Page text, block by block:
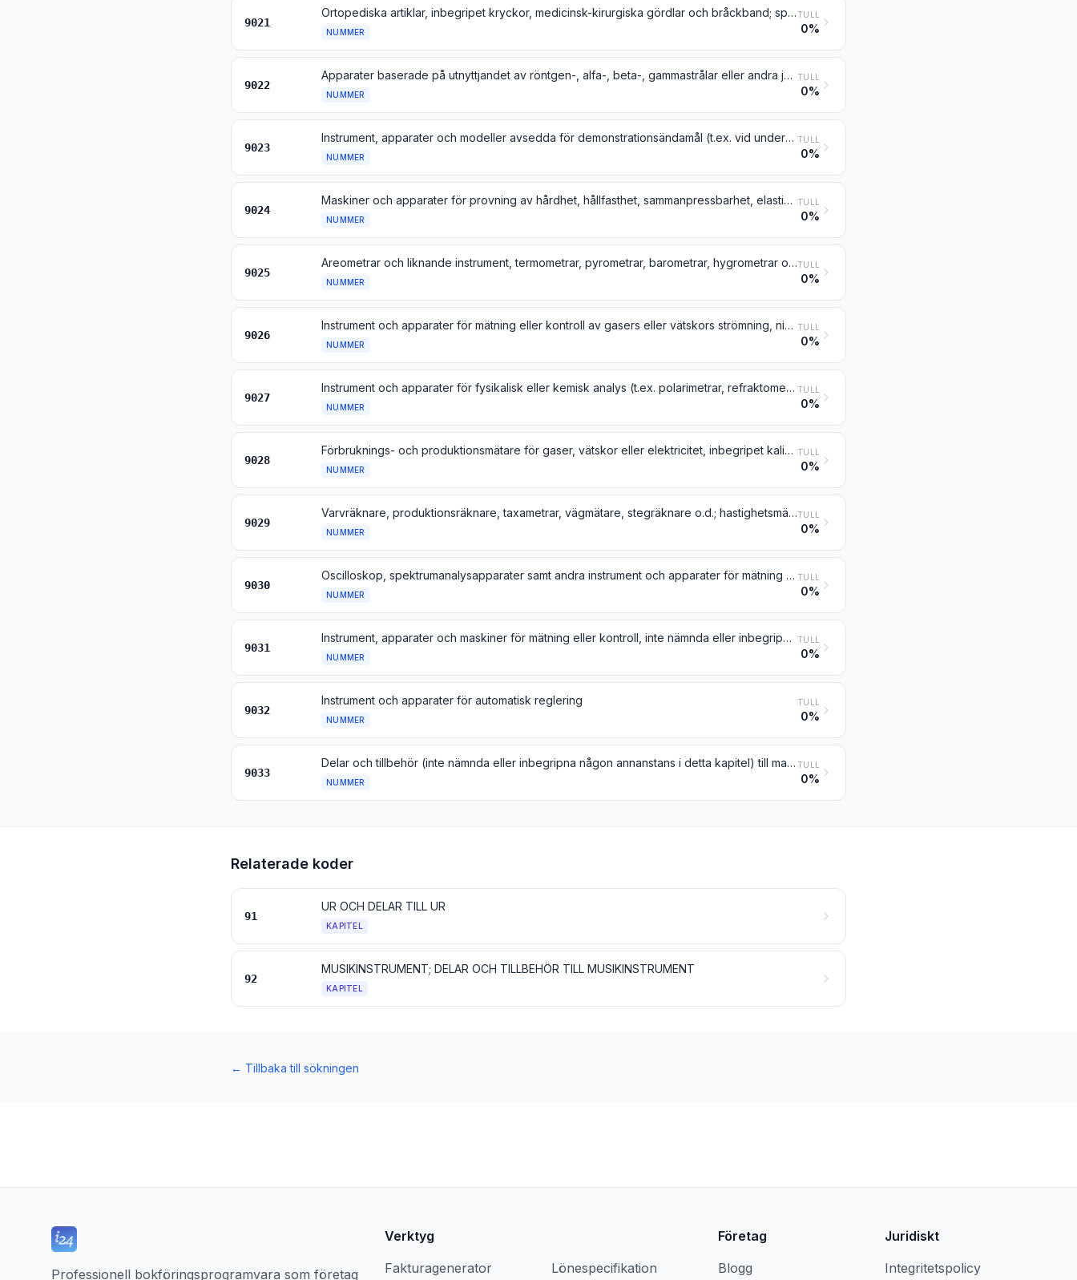
9021
Ortopediska artiklar, inbegripet kryckor, medicinsk-kirurgiska gördlar och bråckband; spjälor och andra artiklar för behandling av frakturer; konstgjorda kroppsdelar; hörapparater för hörselskadade och andra artiklar som är avsedda att bäras av användaren, att hållas i handen eller att implanteras i kroppen för att kompensera en defekt eller en funktionsnedsättning
NUMMER
TULL
0%
9022
Apparater baserade på utnyttjandet av röntgen-, alfa-, beta-, gammastrålar eller andra joniserande strålar, även för annat än medicinskt, kirurgiskt, dentalt eller veterinärt bruk, inbegripet radiografi- och radioterapiapparater, röntgenrör och andra röntgengeneratorer, högspänningsgeneratorer, manöverpaneler och manöverpulpeter, skärmar samt bord, stolar o.d. för röntgenundersökning eller röntgenbehandling
NUMMER
TULL
0%
9023
Instrument, apparater och modeller avsedda för demonstrationsändamål (t.ex. vid undervisning eller på utställningar), olämpliga för annan användning
NUMMER
TULL
0%
9024
Maskiner och apparater för provning av hårdhet, hållfasthet, sammanpressbarhet, elasticitet eller andra mekaniska egenskaper hos material (t.ex. metaller, trä, textilvaror, papper eller plast)
NUMMER
TULL
0%
9025
Areometrar och liknande instrument, termometrar, pyrometrar, barometrar, hygrometrar och psykrometrar, även registrerande, samt alla slags kombinationer av dessa instrument
NUMMER
TULL
0%
9026
Instrument och apparater för mätning eller kontroll av gasers eller vätskors strömning, nivå, tryck e.d. (t.ex. genomströmningsmätare, nivåmätare, manometrar och värmeförbrukningsmätare), med undantag av instrument och apparater enligt nr 9014, 9015, 9028 och 9032
NUMMER
TULL
0%
9027
Instrument och apparater för fysikalisk eller kemisk analys (t.ex. polarimetrar, refraktometrar, spektrometrar samt gas- eller rökanalysapparater); instrument och apparater för mätning eller kontroll av viskositet, porositet, dilatation, ytspänning e.d.; instrument och apparater för mätning eller kontroll av värmemängd, ljudnivå eller ljusintensitet (inbegripet exponeringsmätare); mikrotomer
NUMMER
TULL
0%
9028
Förbruknings- och produktionsmätare för gaser, vätskor eller elektricitet, inbegripet kalibreringsmätare för sådana instrument
NUMMER
TULL
0%
9029
Varvräknare, produktionsräknare, taxametrar, vägmätare, stegräknare o.d.; hastighetsmätare och takometrar, andra än artiklar enligt nr 9014 eller 9015; stroboskop
NUMMER
TULL
0%
9030
Oscilloskop, spektrumanalysapparater samt andra instrument och apparater för mätning eller kontroll av elektriska storheter, med undantag av mätare enligt nr 9028; instrument och apparater för mätning eller påvisande av alfa-, beta-, gamma- eller röntgenstrålning, kosmisk strålning eller annan joniserande strålning
NUMMER
TULL
0%
9031
Instrument, apparater och maskiner för mätning eller kontroll, inte nämnda eller inbegripna någon annanstans i detta kapitel; profilprojektorer
NUMMER
TULL
0%
9032
Instrument och apparater för automatisk reglering
NUMMER
TULL
0%
9033
Delar och tillbehör (inte nämnda eller inbegripna någon annanstans i detta kapitel) till maskiner, instrument och apparater enligt kapitel 90
NUMMER
TULL
0%
Relaterade koder
91
UR OCH DELAR TILL UR
KAPITEL
92
MUSIKINSTRUMENT; DELAR OCH TILLBEHÖR TILL MUSIKINSTRUMENT
KAPITEL
← Tillbaka till sökningen
Professionell bokföringsprogramvara som företag
Verktyg
Fakturagenerator
Lönespecifikation
Företag
Blogg
Juridiskt
Integritetspolicy